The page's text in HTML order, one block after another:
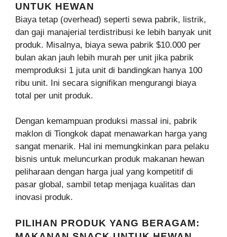
UNTUK HEWAN
Biaya tetap (overhead) seperti sewa pabrik, listrik,
dan gaji manajerial terdistribusi ke lebih banyak unit
produk. Misalnya, biaya sewa pabrik $10.000 per
bulan akan jauh lebih murah per unit jika pabrik
memproduksi 1 juta unit di bandingkan hanya 100
ribu unit. Ini secara signifikan mengurangi biaya
total per unit produk.
Dengan kemampuan produksi massal ini, pabrik
maklon di Tiongkok dapat menawarkan harga yang
sangat menarik. Hal ini memungkinkan para pelaku
bisnis untuk meluncurkan produk makanan hewan
peliharaan dengan harga jual yang kompetitif di
pasar global, sambil tetap menjaga kualitas dan
inovasi produk.
PILIHAN PRODUK YANG BERAGAM: